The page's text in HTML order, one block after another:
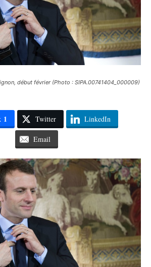
début février (Photo : SIPA.00741404_000009)
1 Twitter LinkedIn
Email